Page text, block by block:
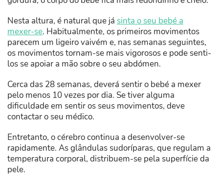
Nesta altura, é natural que já sinta o seu bebé a
mexer-se. Habitualmente, os primeiros movimentos
parecem um ligeiro vaivém e, nas semanas seguintes,
os movimentos tornam-se mais vigorosos e pode senti-
los se apoiar a mão sobre o seu abdómen.
Cerca das 28 semanas, deverá sentir o bebé a mexer
pelo menos 10 vezes por dia. Se tiver alguma
dificuldade em sentir os seus movimentos, deve
contactar o seu médico.
Entretanto, o cérebro continua a desenvolver-se
rapidamente. As glândulas sudoríparas, que regulam a
temperatura corporal, distribuem-se pela superfície da
pele.